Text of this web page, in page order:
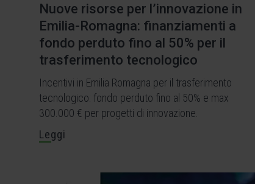
Nuove risorse per l’innovazione in
Emilia-Romagna: finanziamenti a
fondo perduto fino al 50% per il
trasferimento tecnologico
Incentivi in Emilia Romagna per il trasferimento
tecnologico: fondo perduto fino al 50% e max
300.000 € per progetti di innovazione.
Leggi